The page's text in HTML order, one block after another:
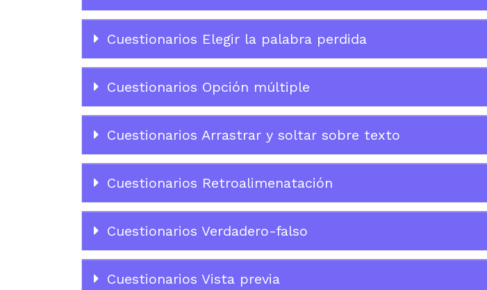
Cuestionarios Elegir la palabra perdida
Cuestionarios Opción múltiple
Cuestionarios Arrastrar y soltar sobre texto
Cuestionarios Retroalimenatación
Cuestionarios Verdadero-falso
Cuestionarios Vista previa